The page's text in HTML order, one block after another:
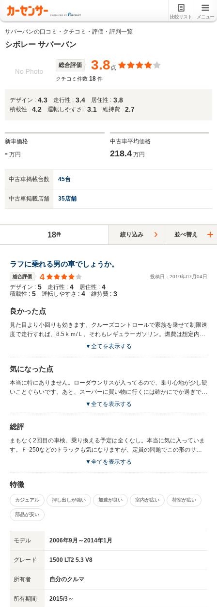
比較リスト メニュー
サバーバンの口コミ・クチコミ・評価・評判一覧
シボレー サバーバン
総合評価 3.8点
クチコミ件数 18 件
デザイン : 4.3 走行性 : 3.4 居住性 : 3.8
積載性 : 4.2 運転しやすさ : 3.1 維持費 : 2.7
新車価格
- 万円
中古車平均価格
218.4万円
中古車掲載台数 45台
中古車掲載店舗 35店舗
18件 絞り込み 並べ替え
ラフに乗れる男の車でしょうか。
総合評価 4 投稿日： 2019年07 月04日
デザイン : 5 走行性 : 4 居住性 : 4
積載性 : 5 運転しやすさ : 4 維持費 : 3
良かった点
見た目より小回りも効きます。クルーズコントロールで家族を乗せて制限速
度で走行すれば、8.5ｋｍ/Ｌ、それもレギュラーガソリン。燃費は想定内で
す。同年式のエスカ・ユーコンも見ましたが、私はこの形が大満足。それに
▼全てを表示する
気になった点
本当に特にありません。ローダウンサスが入ってるので、乗り心地が少し硬
いことぐらいです。あと、スーパーに買い物に行くには確かにでか過ぎで、
無理に停めたらドアが開きません。▼全てを表示する
総評
まもなく2回目の車検。乗り換える予定は全くなし。本当に気に入っていま
す。Ｆ-250などのトラックも気になりますが、定員の問題でこの形のサバ
ーバンがとても気に入ってます。▼全てを表示する
特徴
カジュアル 押し出しが強い 加速が良い 室内が広い 荷室が広い
部品が安い
モデル 2006年9月～2014年1月
グレード 1500 LT2 5.3 V8
所有者 自分のクルマ
所有期間 2015/3～